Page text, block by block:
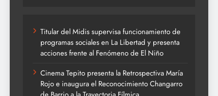
Titular del Midis supervisa funcionamiento de
programas sociales en La Libertad y presenta
acciones frente al Fenómeno de El Niño
Cinema Tepito presenta la Retrospectiva María
Rojo e inaugura el Reconocimiento Changarro